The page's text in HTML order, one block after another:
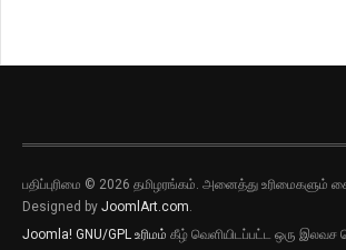
பதிப்புரிமை © 2026 தமிழரங்கம். அனைத்து உரிமைகளும்
Designed by JoomlArt.com.
Joomla! GNU/GPL உரிமம் கீழ் வெளியிடப்பட்ட ஒரு